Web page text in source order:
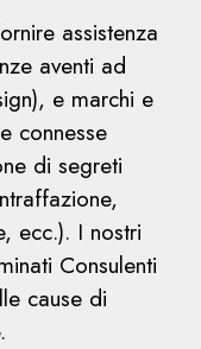
assistenza
aventi ad
e marchi e
connesse
di segreti
ecc.). I nostri
Consulenti
cause di